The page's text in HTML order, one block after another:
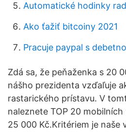
Automatické hodinky
Ako ťažiť bitcoiny 2021
Pracuje paypal s
Zdá sa, že peňaženka s 20
nášho prezidenta vzďaľuje
rastarického prístavu. V
naleznete TOP 20
25 000 Kč.Kritériem je naše